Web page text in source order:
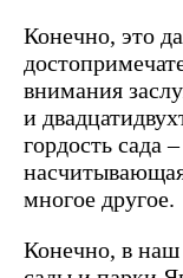
Конечно, это
внимания
и
гордость сада
многое другое.
Конечно, в наш